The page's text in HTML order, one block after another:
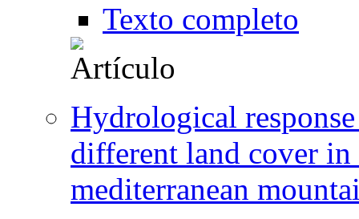
Texto completo
Hydrological
different land cover
mediterranean